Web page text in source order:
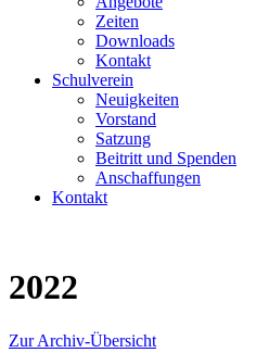
Zeiten
Downloads
Kontakt
Schulverein
Neuigkeiten
Vorstand
Satzung
Beitritt und Spenden
Anschaffungen
Kontakt
2022
Zur Archiv-Übersicht